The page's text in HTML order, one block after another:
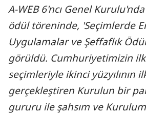
A-WEB 6'ncı Genel
ödül töreninde, 'Seçimlerde
Uygulamalar ve Şeffaflık
görüldü. Cumhuriyetimizin ilk
seçimleriyle ikinci yüzyılının
gerçekleştiren Kurulun bir
gururu ile şahsım ve